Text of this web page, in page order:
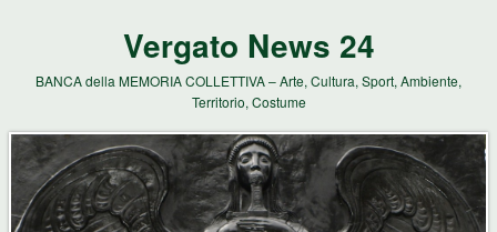
Vergato News 24
BANCA della MEMORIA COLLETTIVA – Arte, Cultura, Sport, Ambiente,
Territorio, Costume